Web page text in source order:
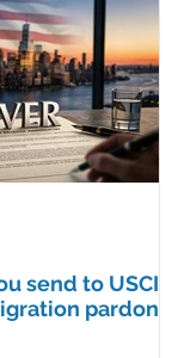
send to USCIS
pardon